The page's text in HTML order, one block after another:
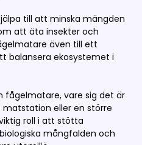
till att minska mängden
att äta insekter och
även till ett
balansera ekosystemet i
fågelmatare, vare sig det är
eller en större
roll i att stötta
mångfalden och